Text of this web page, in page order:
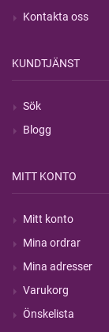
Kontakta oss
KUNDTJÄNST
Sök
Blogg
MITT KONTO
Mitt konto
Mina ordrar
Mina adresser
Varukorg
Önskelista